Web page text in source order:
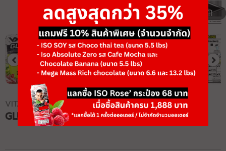
1/11
VITAXTRONG
GLUTAMINE